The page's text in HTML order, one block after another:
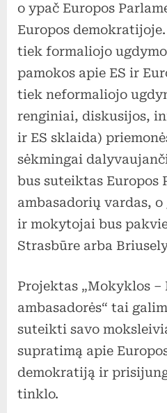
o ypač Europos
Europos
tiek formaliojo
pamokos apie ES ir
tiek neformaliojo
renginiai, diskusijos,
ir ES sklaida)
sėkmingai
bus suteiktas Europos
ambasadorių vardas,
ir mokytojai bus
Strasbūre arba
Projektas „Mokyklos –
ambasadorės“ tai
suteikti savo
supratimą apie
demokratiją ir
tinklo.